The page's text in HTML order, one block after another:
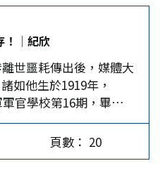
的陳亭妃與林俊憲之間
諾，意思就是如果綠營
排除民調領先的陳亭
，即使讓謝龍介當選，
市長夢就會結束。因
會勝選的。 柯志恩雖
屆高雄市長選舉面對如
萬票，實屬難能可貴。
期選舉與政黨輪替制
結果具正當性」的預設
選當選，其任期內即享
的正當地位。然而，當
手段，一場合法選舉的
員而被逆轉。這種破壞
委，並非基於嚴重失職
不同、反對法案、或影
！│紀欣
世噩耗傳出後，媒體大
如他生於1919年，
官學校第16期，畢業
山群島撤到台灣，歷任
官校校長、六軍團司
政治作戰部主任等職；
頁數： 20